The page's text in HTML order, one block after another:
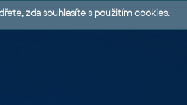
zda souhlasíte s použitím cookies.